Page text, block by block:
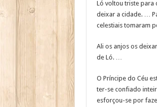
Ló voltou triste para
deixar a cidade. …
celestiais tomaram
Ali os anjos os
de Ló. …
O Príncipe do Céu
ter-se confiado
esforçou-se por